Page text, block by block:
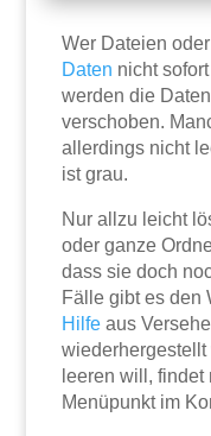
Wer Dateien
Daten nicht
werden die
verschoben.
allerdings nicht
ist grau.
Nur allzu leicht
oder ganze
dass sie doch
Fälle gibt es den
Hilfe aus
leeren will,
Menüpunkt im